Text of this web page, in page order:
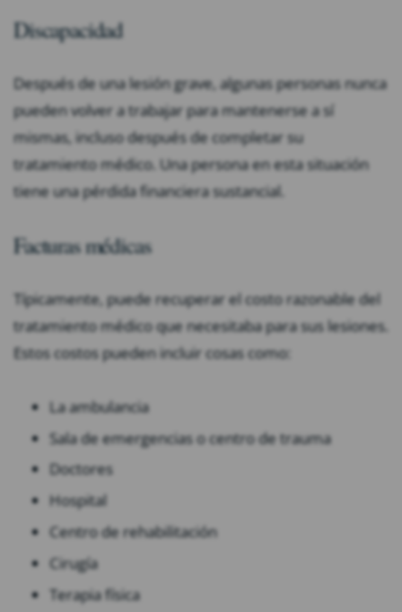
Discapacidad
Después de una lesión grave, algunas personas nunca
pueden volver a trabajar para mantenerse a sí
mismas, incluso después de completar su
tratamiento médico. Una persona en esta situación
tiene una pérdida financiera sustancial.
Facturas médicas
Típicamente, puede recuperar el costo razonable del
tratamiento médico que necesitaba para sus lesiones.
Estos costos pueden incluir cosas como:
La ambulancia
Sala de emergencias o centro de trauma
Doctores
Hospital
Centro de rehabilitación
Cirugía
Terapia física